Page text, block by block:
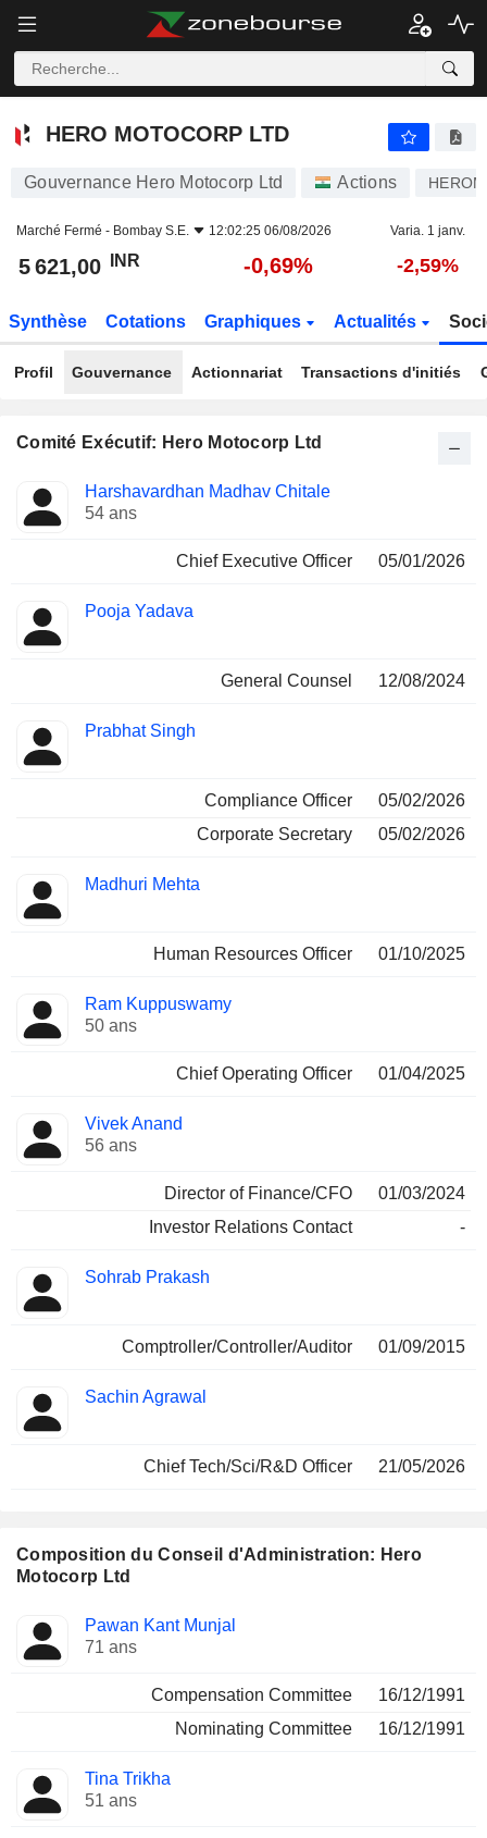
HERO MOTOCORP LTD
HERO MOTOCORP LTD
Gouvernance Hero Motocorp Ltd Actions
Marché Fermé - Bombay S.E. 12:02:25 06/08/2026 Varia. 1 janv.
5 621,00 INR -0,69% -2,59%
Synthèse Cotations Graphiques Actualités
Profil Gouvernance Actionnariat Transactions d'initiés
Comité Exécutif: Hero Motocorp Ltd
Dirigeant
Fonctions
occupées
Harshavardhan Madhav Chitale
54 ans
Chief Executive Officer 05/01/2026
Pooja Yadava
General Counsel 12/08/2024
Prabhat Singh
Compliance Officer
05/02/2026
Corporate Secretary
05/02/2026
Madhuri Mehta
Human Resources Officer 01/10/2025
Ram Kuppuswamy
50 ans
Chief Operating Officer 01/04/2025
Vivek Anand
56 ans
Director of Finance/CFO
01/03/2024
Investor Relations Contact
-
Sohrab Prakash
Comptroller/Controller/Auditor 01/09/2015
Sachin Agrawal
Chief Tech/Sci/R&D Officer 21/05/2026
Composition du Conseil d'Administration: Hero
Motocorp Ltd
Administrateur Comités
Pawan Kant Munjal
71 ans
Compensation Committee
16/12/1991
Nominating Committee
16/12/1991
Tina Trikha
51 ans